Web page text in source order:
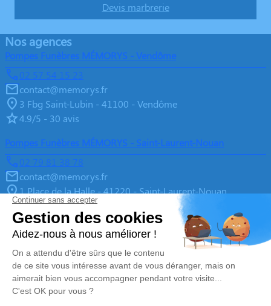
Devis marbrerie
Nos agences
Pompes Funèbres MÉMORYS - Vendôme
02 57 54 15 23
contact@memorys.fr
3 Fbg Saint-Lubin - 41100 - Vendôme
4.9/5 - 30 avis
Pompes Funèbres MÉMORYS - Saint-Laurent-Nouan
02 79 81 38 78
contact@memorys.fr
1 Place de la Halle - 41220 - Saint-Laurent-Nouan
4.9/5 - 10 avis
Pompes Funèbres MEMORYS à Blois
02 55 02 46 67
contact@memorys.fr
3 Boulevard de l'Industrie - 41000 - Blois
5/5 - 81 avis